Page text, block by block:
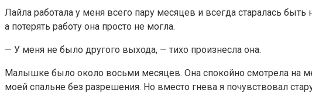
Лайла работала у меня всего пару месяцев и всегда старалась
а потерять работу она просто не могла.
— У меня не было другого выхода, — тихо произнесла она.
Малышке было около восьми месяцев. Она спокойно смотрела на
моей спальне без разрешения. Но вместо гнева я почувствовал